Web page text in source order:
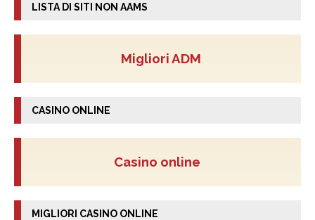
LISTA DI SITI NON AAMS
Migliori ADM
CASINO ONLINE
Casino online
MIGLIORI CASINO ONLINE